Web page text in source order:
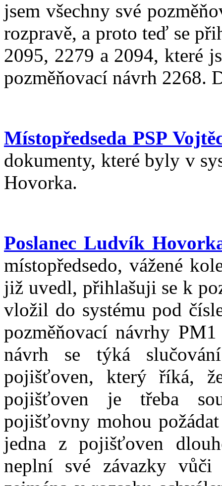
jsem všechny své
rozpravě, a proto teď se
2095, 2279 a 2094, které
pozměňovací návrh 2268.
Místopředseda PSP
dokumenty, které byly v
Hovorka.
Poslanec Ludvík
místopředsedo, vážené
již uvedl, přihlašuji se k
vložil do systému pod
pozměňovací návrhy
návrh se týká slučování
pojišťoven, který říká,
pojišťoven je třeba
pojišťovny mohou
jedna z pojišťoven
neplní své závazky vůči